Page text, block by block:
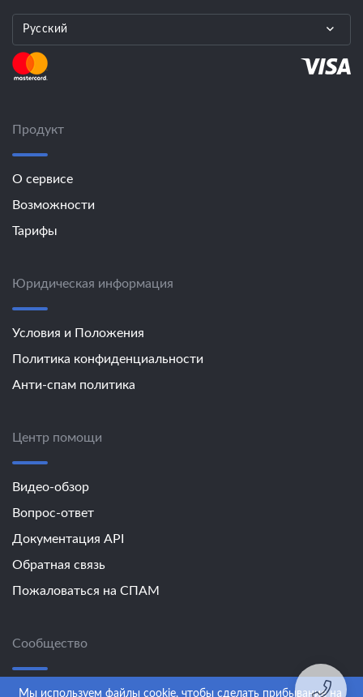
Русский
Продукт
О сервисе
Возможности
Тарифы
Юридическая информация
Условия и Положения
Политика конфиденциальности
Анти-спам политика
Центр помощи
Видео-обзор
Вопрос-ответ
Документация API
Обратная связь
Пожаловаться на СПАМ
Сообщество
Обучение
Мы используем файлы cookie, чтобы сделать прибывание на